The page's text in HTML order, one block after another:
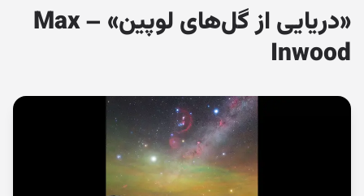
«دریایی از گل‌های لوپین» – Max
Inwood